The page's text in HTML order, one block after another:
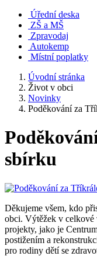
Úřední deska
ZŠ a MŠ
Zpravodaj
Autokemp
Místní poplatky
Úvodní stránka
Život v obci
Novinky
Poděkování za
sbírku
Děkujeme všem, kdo
obci. Výtěžek v
projekty, jako je
postižením a
pro rodiny dětí se